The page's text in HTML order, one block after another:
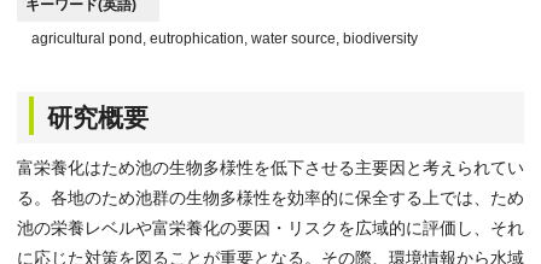
キーワード(英語)
agricultural pond, eutrophication, water source, biodiversity
研究概要
富栄養化はため池の生物多様性を低下させる主要因と考えられてい
る。各地のため池群の生物多様性を効率的に保全する上では、ため
池の栄養レベルや富栄養化の要因・リスクを広域的に評価し、それ
に応じた対策を図ることが重要となる。その際、環境情報から水域